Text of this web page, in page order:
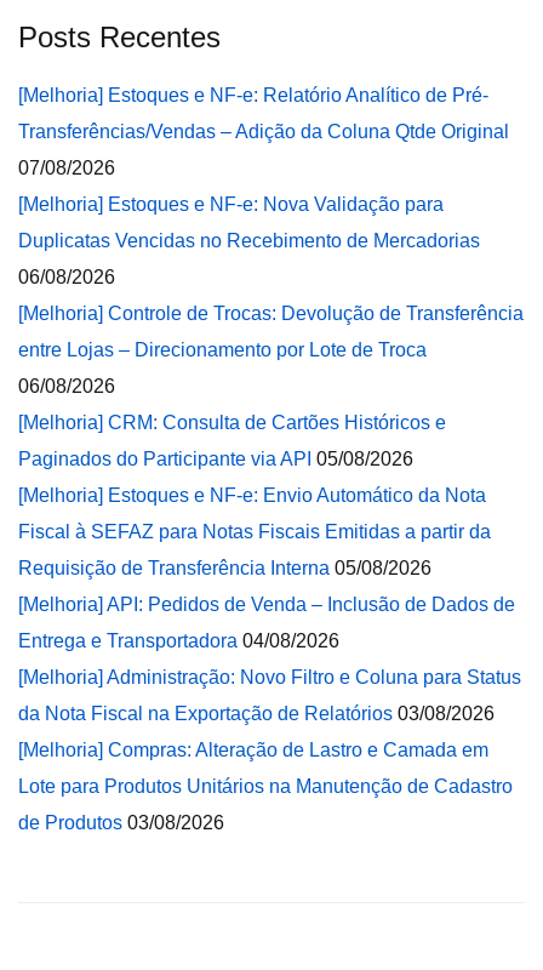
Posts Recentes
[Melhoria] Estoques e NF-e: Relatório Analítico de Pré-
Transferências/Vendas – Adição da Coluna Qtde Original
07/08/2026
[Melhoria] Estoques e NF-e: Nova Validação para
Duplicatas Vencidas no Recebimento de Mercadorias
06/08/2026
[Melhoria] Controle de Trocas: Devolução de Transferência
entre Lojas – Direcionamento por Lote de Troca
06/08/2026
[Melhoria] CRM: Consulta de Cartões Históricos e
Paginados do Participante via API 05/08/2026
[Melhoria] Estoques e NF-e: Envio Automático da Nota
Fiscal à SEFAZ para Notas Fiscais Emitidas a partir da
Requisição de Transferência Interna 05/08/2026
[Melhoria] API: Pedidos de Venda – Inclusão de Dados de
Entrega e Transportadora 04/08/2026
[Melhoria] Administração: Novo Filtro e Coluna para Status
da Nota Fiscal na Exportação de Relatórios 03/08/2026
[Melhoria] Compras: Alteração de Lastro e Camada em
Lote para Produtos Unitários na Manutenção de Cadastro
de Produtos 03/08/2026